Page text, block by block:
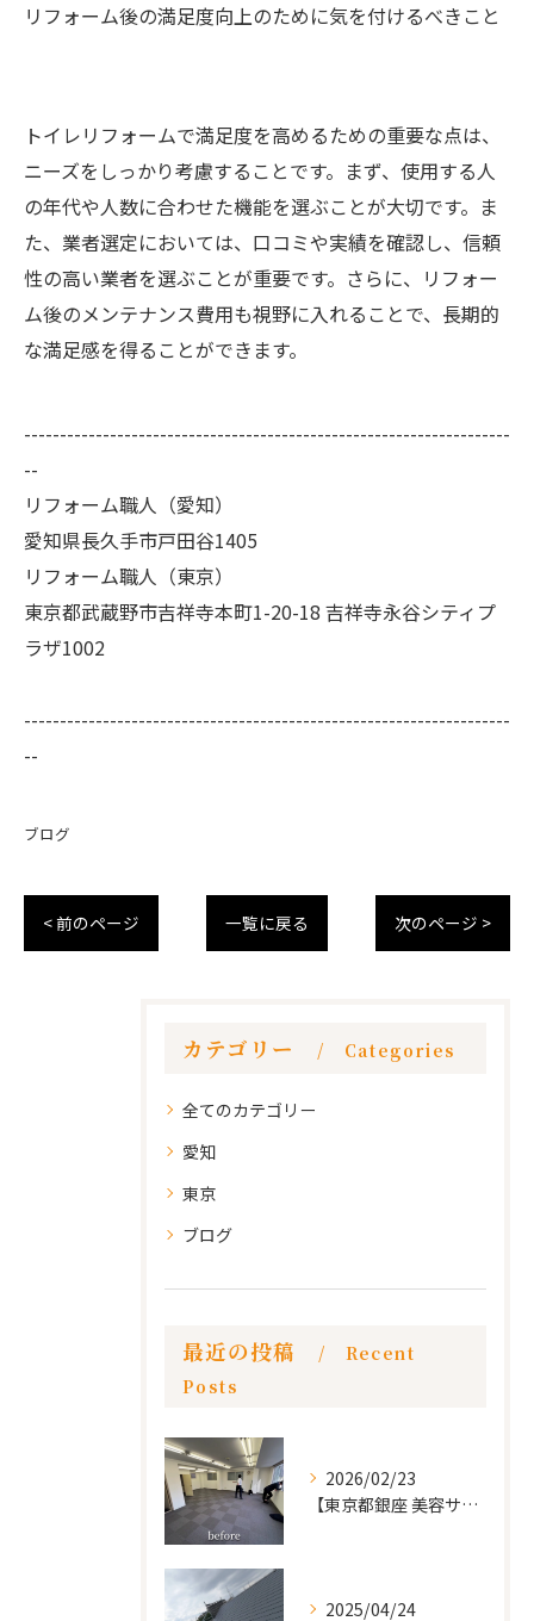
リフォーム後の満足度向上のために気を付けるべきこと
トイレリフォームで満足度を高めるための重要な点は、
ニーズをしっかり考慮することです。まず、使用する人
の年代や人数に合わせた機能を選ぶことが大切です。ま
た、業者選定においては、口コミや実績を確認し、信頼
性の高い業者を選ぶことが重要です。さらに、リフォー
ム後のメンテナンス費用も視野に入れることで、長期的
な満足感を得ることができます。
--------------------------------------------------------------------
--
リフォーム職人（愛知）
愛知県長久手市戸田谷1405
リフォーム職人（東京）
東京都武蔵野市吉祥寺本町1-20-18 吉祥寺永谷シティプ
ラザ1002
--------------------------------------------------------------------
--
ブログ
< 前のページ 一覧に戻る 次のページ >
カテゴリー Categories
全てのカテゴリー
愛知
東京
ブログ
最近の投稿
Recent
Posts
2026/02/23
【東京都銀座 美容サロン店舗工事】
2025/04/24